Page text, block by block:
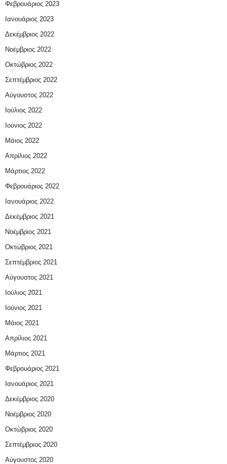
Φεβρουάριος 2023
Ιανουάριος 2023
Δεκέμβριος 2022
Νοέμβριος 2022
Οκτώβριος 2022
Σεπτέμβριος 2022
Αύγουστος 2022
Ιούλιος 2022
Ιούνιος 2022
Μάιος 2022
Απρίλιος 2022
Μάρτιος 2022
Φεβρουάριος 2022
Ιανουάριος 2022
Δεκέμβριος 2021
Νοέμβριος 2021
Οκτώβριος 2021
Σεπτέμβριος 2021
Αύγουστος 2021
Ιούλιος 2021
Ιούνιος 2021
Μάιος 2021
Απρίλιος 2021
Μάρτιος 2021
Φεβρουάριος 2021
Ιανουάριος 2021
Δεκέμβριος 2020
Νοέμβριος 2020
Οκτώβριος 2020
Σεπτέμβριος 2020
Αύγουστος 2020